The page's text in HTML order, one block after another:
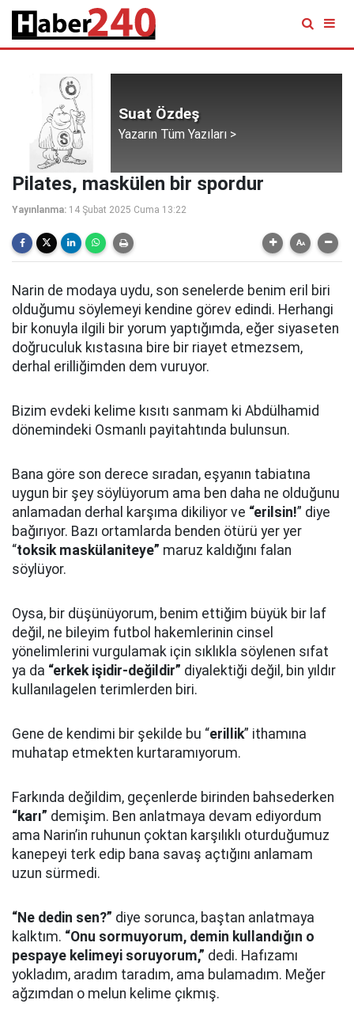
Suat Özdeş
Yazarın Tüm Yazıları >
Pilates, maskülen bir spordur
Yayınlanma: 14 Şubat 2025 Cuma 13:22
Narin de modaya uydu, son senelerde benim eril biri
olduğumu söylemeyi kendine görev edindi. Herhangi
bir konuyla ilgili bir yorum yaptığımda, eğer siyaseten
doğruculuk kıstasına bire bir riayet etmezsem,
derhal erilliğimden dem vuruyor.
Bizim evdeki kelime kısıtı sanmam ki Abdülhamid
dönemindeki Osmanlı payitahtında bulunsun.
Bana göre son derece sıradan, eşyanın tabiatına
uygun bir şey söylüyorum ama ben daha ne olduğunu
anlamadan derhal karşıma dikiliyor ve “erilsin!” diye
bağırıyor. Bazı ortamlarda benden ötürü yer yer
“toksik maskülaniteye” maruz kaldığını falan
söylüyor.
Oysa, bir düşünüyorum, benim ettiğim büyük bir laf
değil, ne bileyim futbol hakemlerinin cinsel
yönelimlerini vurgulamak için sıklıkla söylenen sıfat
ya da “erkek işidir-değildir” diyalektiği değil, bin yıldır
kullanılagelen terimlerden biri.
Gene de kendimi bir şekilde bu “erillik” ithamına
muhatap etmekten kurtaramıyorum.
Farkında değildim, geçenlerde birinden bahsederken
“karı” demişim. Ben anlatmaya devam ediyordum
ama Narin’in ruhunun çoktan karşılıklı oturduğumuz
kanepeyi terk edip bana savaş açtığını anlamam
uzun sürmedi.
“Ne dedin sen?” diye sorunca, baştan anlatmaya
kalktım. “Onu sormuyorum, demin kullandığın o
pespaye kelimeyi soruyorum,” dedi. Hafızamı
yokladım, aradım taradım, ama bulamadım. Meğer
ağzımdan o melun kelime çıkmış.